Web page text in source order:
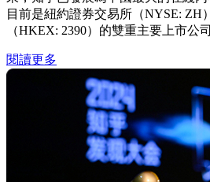
目前是紐約證券交易所（NYSE: ZH
（HKEX: 2390）的雙重主要上市公司
閱讀更多